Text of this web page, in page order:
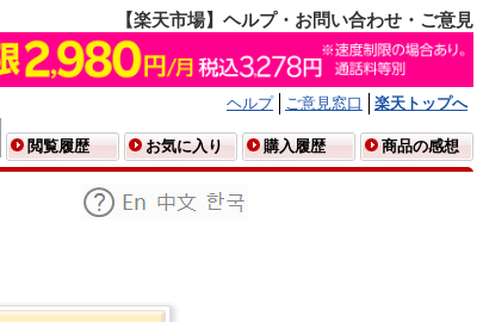
【楽天市場】ヘルプ・お問い合わせ・ご意見
ヘルプ ご意見窓口
楽天トップへ
閲覧履歴 お気に入り 購入履歴 商品の感想